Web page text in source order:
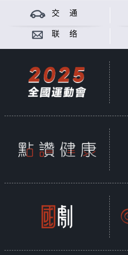
交 通
联 络